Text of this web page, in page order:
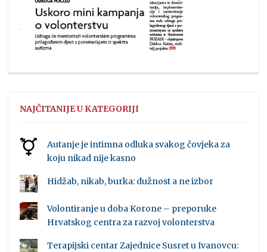
NAJČITANIJE U KATEGORIJI
Autanje je intimna odluka svakog čovjeka za
koju nikad nije kasno
Hidžab, nikab, burka: dužnost a ne izbor
Volontiranje u doba Korone – preporuke
Hrvatskog centra za razvoj volonterstva
Terapijski centar Zajednice Susret u Ivanovcu: